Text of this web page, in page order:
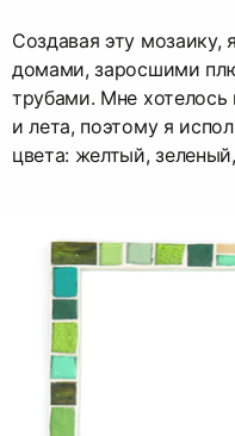
Создавая эту мозаику,
домами, заросшими
трубами. Мне
и лета, поэтому я
цвета: желтый,